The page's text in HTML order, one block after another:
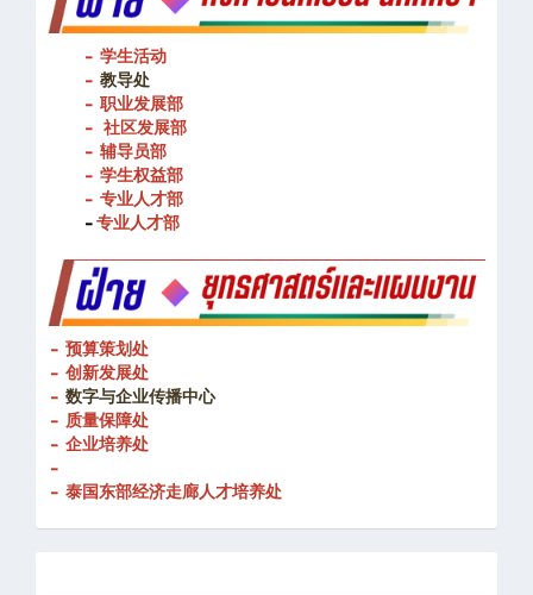
- 学生活动
- 教导处
- 职业发展部
- 社区发展部
- 辅导员部
- 学生权益部
- 专业人才部
-专业人才部
- 预算策划处
- 创新发展处
- 数字与企业传播中心
- 质量保障处
- 企业培养处
-
- 泰国东部经济走廊人才培养处